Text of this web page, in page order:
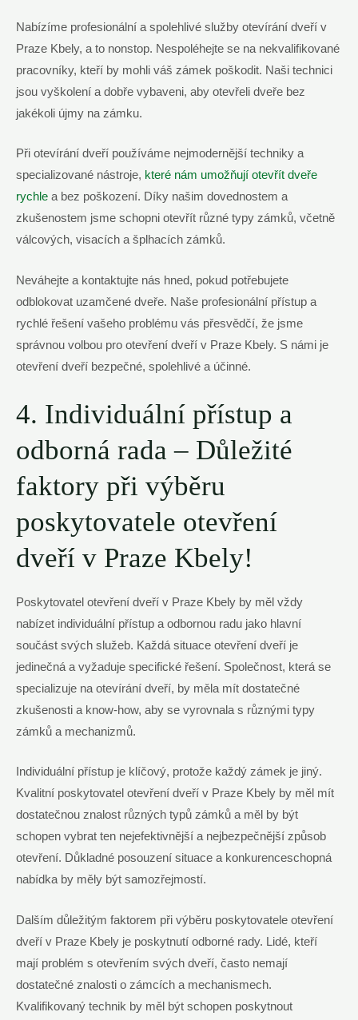
Nabízíme profesionální a spolehlivé služby otevírání dveří v
Praze Kbely, a to nonstop. Nespoléhejte se na nekvalifikované
pracovníky, kteří by mohli váš zámek poškodit. Naši technici
jsou vyškolení a dobře vybaveni, aby otevřeli dveře bez
jakékoli újmy na zámku.
Při otevírání dveří používáme nejmodernější techniky a
specializované nástroje, které nám umožňují otevřít dveře
rychle a bez poškození. Díky našim dovednostem a
zkušenostem jsme schopni otevřít různé typy zámků, včetně
válcových, visacích a šplhacích zámků.
Neváhejte a kontaktujte nás hned, pokud potřebujete
odblokovat uzamčené dveře. Naše profesionální přístup a
rychlé řešení vašeho problému vás přesvědčí, že jsme
správnou volbou pro otevření dveří v Praze Kbely. S námi je
otevření dveří bezpečné, spolehlivé a účinné.
4. Individuální přístup a
odborná rada – Důležité
faktory při výběru
poskytovatele otevření
dveří v Praze Kbely!
Poskytovatel otevření dveří v Praze Kbely by měl vždy
nabízet individuální přístup a odbornou radu jako hlavní
součást svých služeb. Každá situace otevření dveří je
jedinečná a vyžaduje specifické řešení. Společnost, která se
specializuje na otevírání dveří, by měla mít dostatečné
zkušenosti a know-how, aby se vyrovnala s různými typy
zámků a mechanizmů.
Individuální přístup je klíčový, protože každý zámek je jiný.
Kvalitní poskytovatel otevření dveří v Praze Kbely by měl mít
dostatečnou znalost různých typů zámků a měl by být
schopen vybrat ten nejefektivnější a nejbezpečnější způsob
otevření. Důkladné posouzení situace a konkurenceschopná
nabídka by měly být samozřejmostí.
Dalším důležitým faktorem při výběru poskytovatele otevření
dveří v Praze Kbely je poskytnutí odborné rady. Lidé, kteří
mají problém s otevřením svých dveří, často nemají
dostatečné znalosti o zámcích a mechanismech.
Kvalifikovaný technik by měl být schopen poskytnout